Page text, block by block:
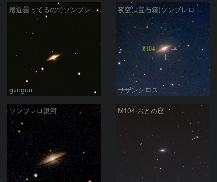
最近曇ってるのでソンブレロ銀河再編集
gungun
夜空は宝石箱(ソンブレロ銀河 M104) Seestar50
サザンクロス
ソンブレロ銀河 M104 おとめ座